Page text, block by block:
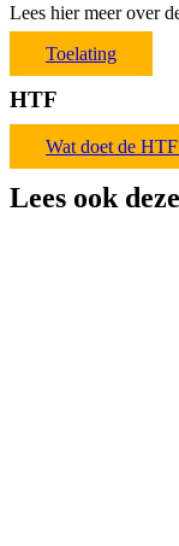
Lees hier meer over
Toelating
HTF
Wat doet de
Lees ook